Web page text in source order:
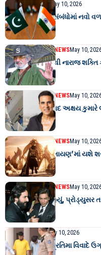
NATIONAL NEWS May 10, 2026
ભારત-પાકિસ્તાન સંબંધોમાં નવો
ENTERTAINMENT NEWSMay 10,
મોતની અફવાઓથી નારાજ શક્તિ
કાર્યવાહી કરશે
ENTERTAINMENT NEWSMay 10,
આંખોની સર્જરી બાદ અક્ષય
પૂર્ણ
ENTERTAINMENT NEWSMay 10,
૧૬૦૦ કરોડની ‘રામાયણ’માં યશે
ENTERTAINMENT NEWSMay 10,
સૈફ અલી ખાને કહ્યું, પ્રોડ્યુસર
આઝાદી
GUJARAT NEWSMay 10, 2026
વડોદરામાં ગણેશ પ્રતિમા